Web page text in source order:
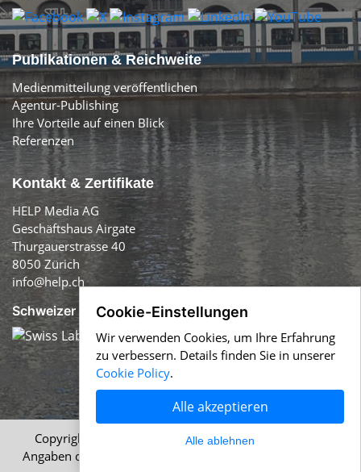
Publikationen & Reichweite
Medienmitteilung veröffentlichen
Agentur-Publishing
Ihre Vorteile auf einen Blick
Referenzen
Kontakt & Zertifikate
HELP Media AG
Geschäftshaus Airgate
Thurgauerstrasse 40
8050 Zürich
info@help.ch
Schweizer Qualität:
Copyright © 1996-2026 HELP Media AG, Zürich. Alle
Angaben ohne Gewähr.
Cookie-Einstellungen
Wir verwenden Cookies, um Ihre Erfahrung
zu verbessern. Details finden Sie in unserer
Cookie Policy.
Alle akzeptieren
Alle ablehnen